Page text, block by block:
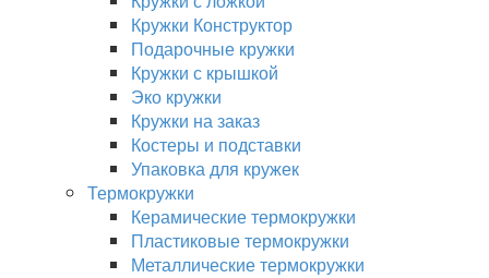
Кружки Конструктор
Подарочные кружки
Кружки с крышкой
Эко кружки
Кружки на заказ
Костеры и подставки
Упаковка для кружек
Термокружки
Керамические термокружки
Пластиковые термокружки
Металлические термокружки